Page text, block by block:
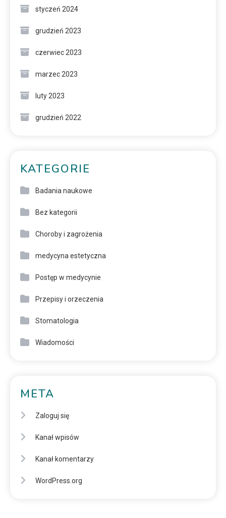
styczeń 2024
grudzień 2023
czerwiec 2023
marzec 2023
luty 2023
grudzień 2022
KATEGORIE
Badania naukowe
Bez kategorii
Choroby i zagrożenia
medycyna estetyczna
Postęp w medycynie
Przepisy i orzeczenia
Stomatologia
Wiadomości
META
Zaloguj się
Kanał wpisów
Kanał komentarzy
WordPress.org